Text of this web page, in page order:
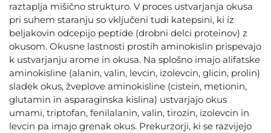
raztaplja mišično strukturo. V proces ustvarjanja okusa
pri suhem staranju so vključeni tudi katepsini, ki iz
beljakovin odcepijo peptide (drobni delci proteinov) z
okusom. Okusne lastnosti prostih aminokislin prispevajo
k ustvarjanju arome in okusa. Na splošno imajo alifatske
aminokisline (alanin, valin, levcin, izolevcin, glicin, prolin)
sladek okus, žveplove aminokisline (cistein, metionin,
glutamin in asparaginska kislina) ustvarjajo okus
umami, triptofan, fenilalanin, valin, tirozin, izolevcin in
levcin pa imajo grenak okus. Prekurzorji, ki se razvijejo